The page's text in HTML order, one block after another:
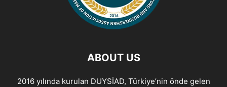
ABOUT US
2016 yılında kurulan DUYSİAD, Türkiye’nin önde gelen